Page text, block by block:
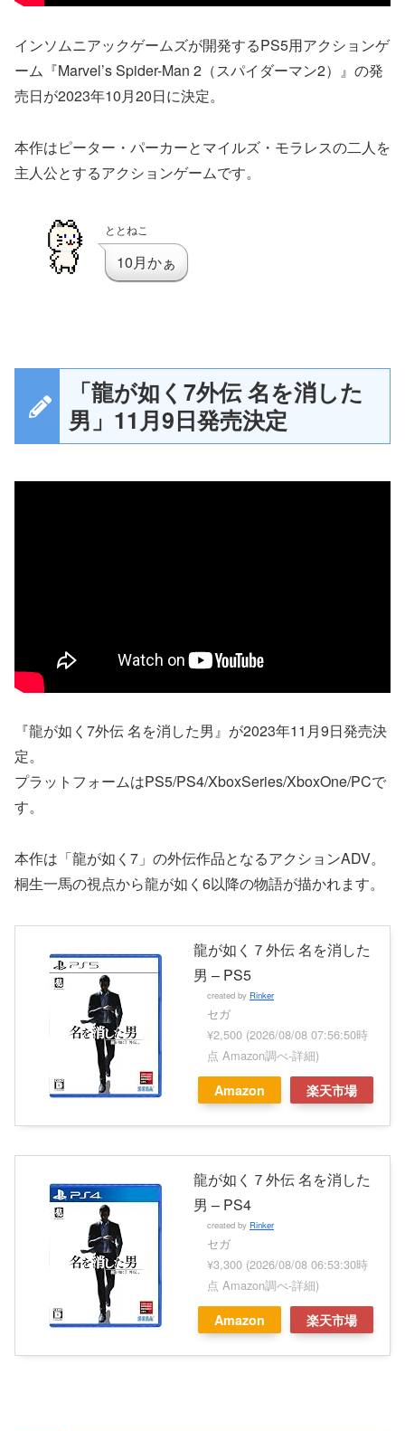
インソムニアックゲームズが開発するPS5用アクションゲ
ーム『Marvel’s Spider-Man 2（スパイダーマン2）』の発
売日が2023年10月20日に決定。
本作はピーター・パーカーとマイルズ・モラレスの二人を
主人公とするアクションゲームです。
ととねこ
10月かぁ
「龍が如く7外伝 名を消した
男」11月9日発売決定
『龍が如く7外伝 名を消した男』が2023年11月9日発売決
定。
プラットフォームはPS5/PS4/XboxSeries/XboxOne/PCで
す。
本作は「龍が如く7」の外伝作品となるアクションADV。
桐生一馬の視点から龍が如く6以降の物語が描かれます。
龍が如く７外伝 名を消した
男 – PS5
created by Rinker
セガ
¥2,500 (2026/08/08 07:56:50時
点 Amazon調べ-詳細)
Amazon 楽天市場
龍が如く７外伝 名を消した
男 – PS4
created by Rinker
セガ
¥3,300 (2026/08/08 06:53:30時
点 Amazon調べ-詳細)
Amazon 楽天市場